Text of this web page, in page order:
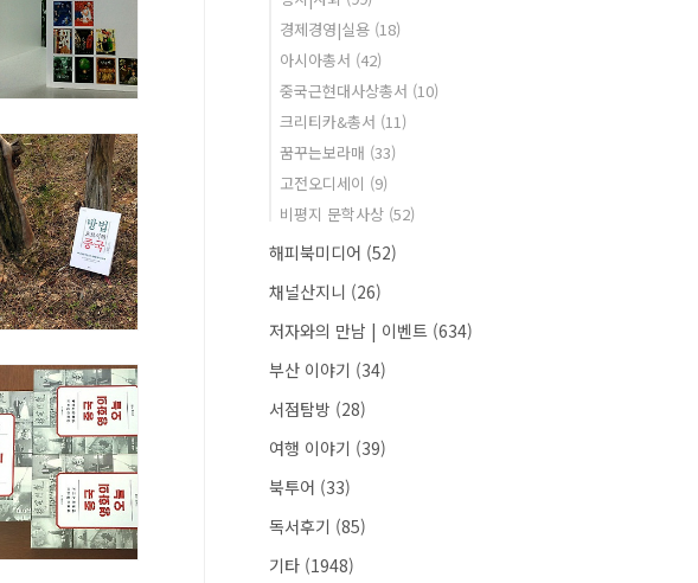
경제경영|실용 (18)
아시아총서 (42)
중국근현대사상총서 (10)
크리티카&총서 (11)
꿈꾸는보라매 (33)
고전오디세이 (9)
비평지 문학사상 (52)
해피북미디어 (52)
채널산지니 (26)
저자와의 만남 | 이벤트 (634)
부산 이야기 (34)
서점탐방 (28)
여행 이야기 (39)
북투어 (33)
독서후기 (85)
기타 (1948)